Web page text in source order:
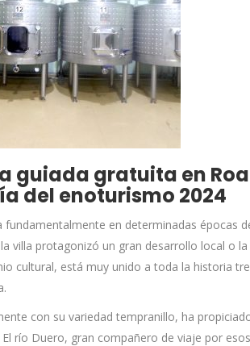
guiada gratuita en
del enoturismo 2024
fundamentalmente en determinadas épocas
villa protagonizó un gran desarrollo local o la
cultural, está muy unido a toda la historia
con su variedad tempranillo, ha
río Duero, gran compañero de viaje por